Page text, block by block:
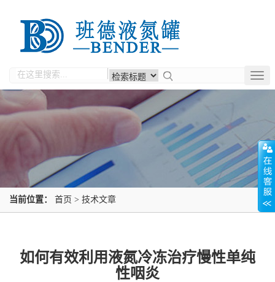
当前位置： 首页 > 技术文章
如何有效利用液氮冷冻治疗慢性单纯
性咽炎